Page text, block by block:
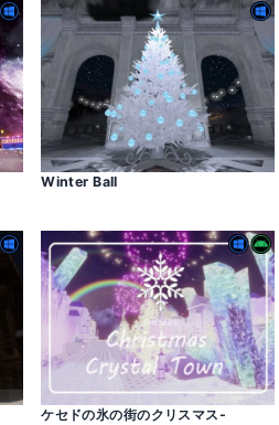
Winter Ball
ケセドの氷の街のクリスマス-